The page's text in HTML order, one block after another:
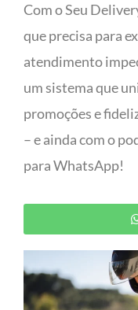
Com o Seu
que precisa para
atendimento
um sistema que
promoções e
– e ainda com o
para WhatsApp!